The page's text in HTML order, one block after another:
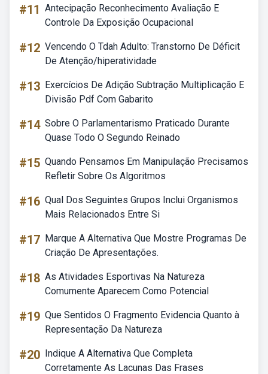
#11 Antecipação Reconhecimento Avaliação E
Controle Da Exposição Ocupacional
#12 Vencendo O Tdah Adulto: Transtorno De Déficit
De Atenção/hiperatividade
#13 Exercícios De Adição Subtração Multiplicação E
Divisão Pdf Com Gabarito
#14 Sobre O Parlamentarismo Praticado Durante
Quase Todo O Segundo Reinado
#15 Quando Pensamos Em Manipulação Precisamos
Refletir Sobre Os Algoritmos
#16 Qual Dos Seguintes Grupos Inclui Organismos
Mais Relacionados Entre Si
#17 Marque A Alternativa Que Mostre Programas De
Criação De Apresentações.
#18 As Atividades Esportivas Na Natureza
Comumente Aparecem Como Potencial
#19 Que Sentidos O Fragmento Evidencia Quanto à
Representação Da Natureza
#20 Indique A Alternativa Que Completa
Corretamente As Lacunas Das Frases